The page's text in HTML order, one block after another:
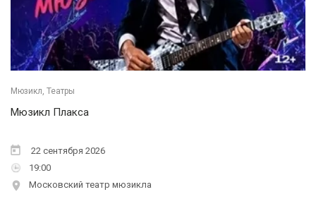
Мюзикл, Театры
Мюзикл Плакса
22 сентября 2026
19:00
Московский театр мюзикла